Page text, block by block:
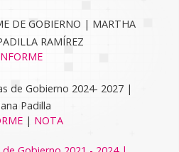
DE GOBIERNO | MARTHA
RAMÍREZ
de Gobierno 2024- 2027 |
Padilla
| NOTA